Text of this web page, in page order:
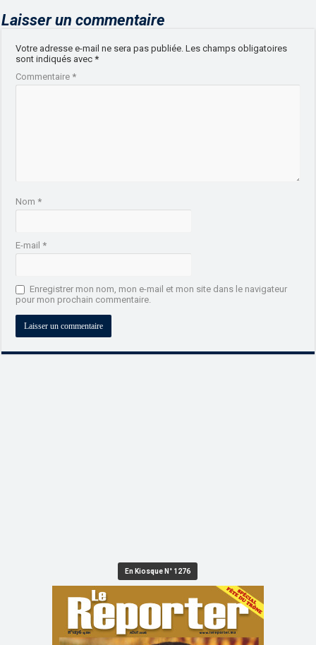
Laisser un commentaire
Votre adresse e-mail ne sera pas publiée. Les champs obligatoires
sont indiqués avec*
Commentaire*
Nom*
E-mail*
Enregistrer mon nom, mon e-mail et mon site dans le navigateur
pour mon prochain commentaire.
En Kiosque N° 1276